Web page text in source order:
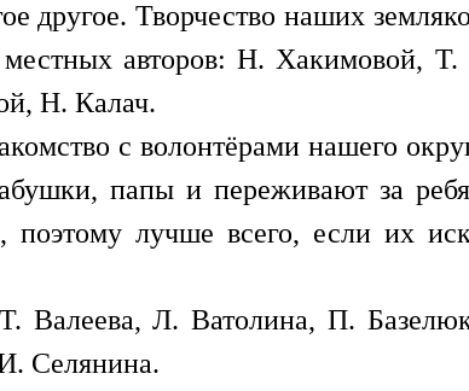
другое. Творчество наших
авторов: Н. Хакимовой,
Н. Калач.
с волонтёрами нашего
папы и переживают за
лучше всего, если их
Валеева, Л. Ватолина, П.
Селянина.